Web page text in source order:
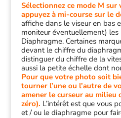
Sélectionnez ce mode M
appuyez à mi-course sur le
affiche dans le viseur en bas
moniteur éventuellement) les
Diaphragme. Certaines
devant le chiffre du
distinguer du chiffre de la
aussi la petite échelle dont
Pour que votre photo soit
tourner l’une ou l’autre de
amener le curseur au milieu
zéro). L’intérêt est que vous
et / ou le diaphragme pour